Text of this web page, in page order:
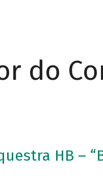
do
HB –